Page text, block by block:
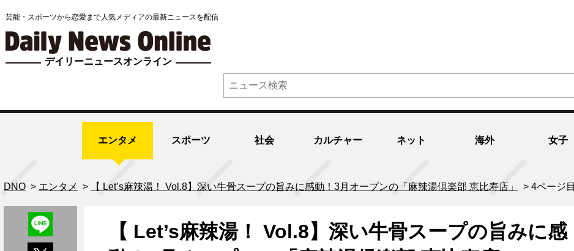
芸能・スポーツから恋愛まで人気メディアの最新ニュースを配信
デイリーニュースオンライン
エンタメ スポーツ 社会 カルチャー ネット 海外 女子
DNO > エンタメ > 【 Let’s麻辣湯！ Vol.8】深い牛骨スープの旨みに感動！3月オープンの「麻辣湯倶楽部 恵比寿店」 > 4ページ目
【 Let’s麻辣湯！ Vol.8】深い牛骨スープの旨みに感